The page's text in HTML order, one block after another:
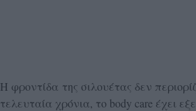
Η φροντίδα της σιλουέτας δεν
τελευταία χρόνια, το body care έχει